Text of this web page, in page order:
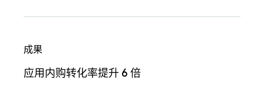
成果
应用内购转化率提升 6 倍